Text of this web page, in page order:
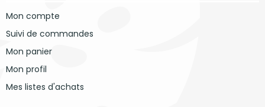
Mon compte
Suivi de commandes
Mon panier
Mon profil
Mes listes d'achats